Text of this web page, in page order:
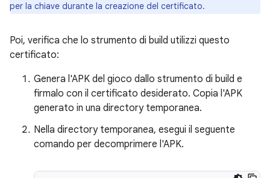
per la chiave durante la creazione del certificato.
Poi, verifica che lo strumento di build utilizzi questo
certificato:
Genera l'APK del gioco dallo strumento di build e
firmalo con il certificato desiderato. Copia l'APK
generato in una directory temporanea.
Nella directory temporanea, esegui il seguente
comando per decomprimere l'APK.